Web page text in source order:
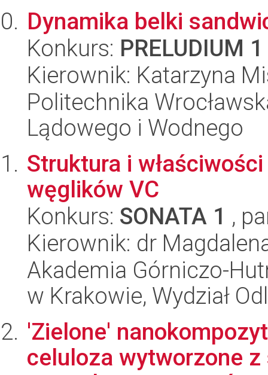
Dynamika belki
Konkurs: PRELUDIUM 1
Kierownik: Katarzyna
Politechnika
Lądowego i Wodnego
Struktura i
węglików VC
Konkurs: SONATA 1 ,
Kierownik: dr
Akademia Górniczo-
w Krakowie, Wydział
'Zielone'
celuloza wytworzone